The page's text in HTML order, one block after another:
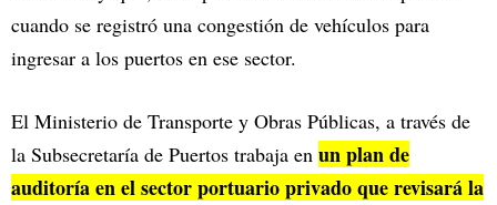
cuando se registró una congestión de vehículos para
ingresar a los puertos en ese sector.
El Ministerio de Transporte y Obras Públicas, a través de
la Subsecretaría de Puertos trabaja en un plan de
auditoría en el sector portuario privado que revisará la